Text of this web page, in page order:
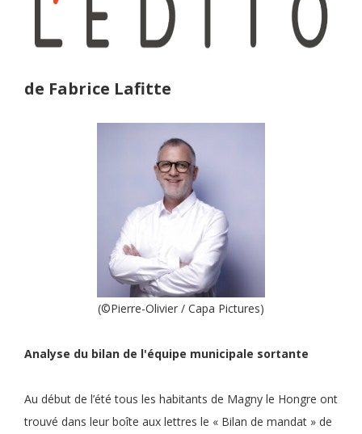
de Fabrice Lafitte
(©Pierre-Olivier / Capa Pictures)
Analyse du bilan de l'équipe municipale sortante
Au début de l’été tous les habitants de Magny le Hongre ont
trouvé dans leur boîte aux lettres le « Bilan de mandat » de